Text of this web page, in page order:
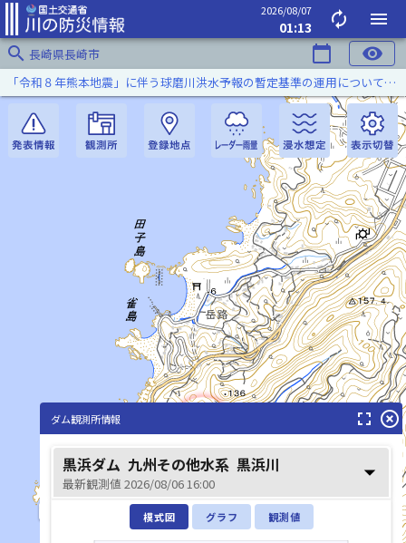
2026/08/07
01:13 autorenew
menu
search 長崎県長崎市 calendar_today visibility
黒浜川(くろはまがわ)
「令和８年熊本地震」に伴う球磨川洪水予報の暫定基準の運用について（令和８年８月５日）
ダム観測所情報 fullscreen highlight_off
黒浜ダム 九州その他水系 黒浜川
最新観測値 2026/08/06 16:00 arrow_drop_down
模式図 グラフ 観測値